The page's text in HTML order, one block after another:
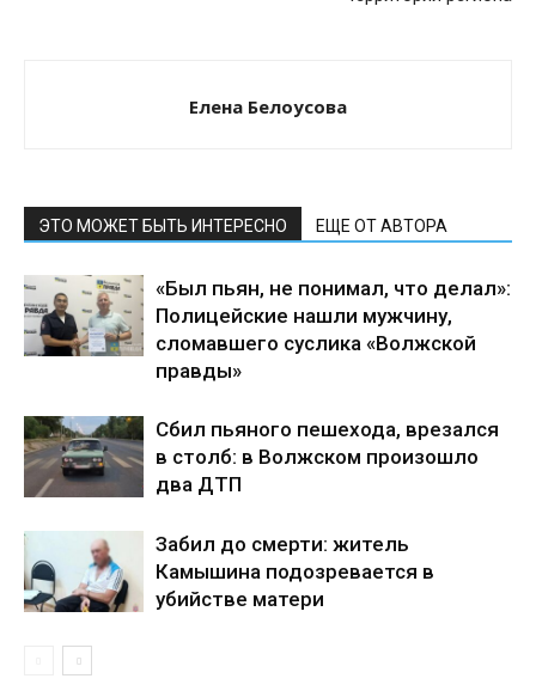
Елена Белоусова
ЭТО МОЖЕТ БЫТЬ ИНТЕРЕСНО ЕЩЕ ОТ АВТОРА
«Был пьян, не понимал, что делал»:
Полицейские нашли мужчину,
сломавшего суслика «Волжской
правды»
Сбил пьяного пешехода, врезался
в столб: в Волжском произошло
два ДТП
Забил до смерти: житель
Камышина подозревается в
убийстве матери